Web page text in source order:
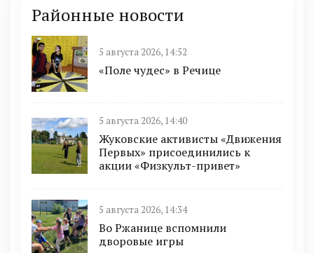
Районные новости
5 августа 2026, 14:52
«Поле чудес» в Речице
5 августа 2026, 14:40
Жуковские активисты «Движения
Первых» присоединились к
акции «Физкульт-привет»
5 августа 2026, 14:34
Во Ржанице вспомнили
дворовые игры